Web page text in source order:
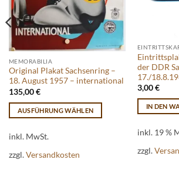
MEMORABILIA
Original Plakat Sachsenring –
18. August 1957 – international
135,00€
AUSFÜHRUNG WÄHLEN
Produkt
mehrere
inkl. MwSt.
zzgl.Versandkosten
der DDR
17./
3,00€
IN DEN
inkl. 19 %
zzgl.